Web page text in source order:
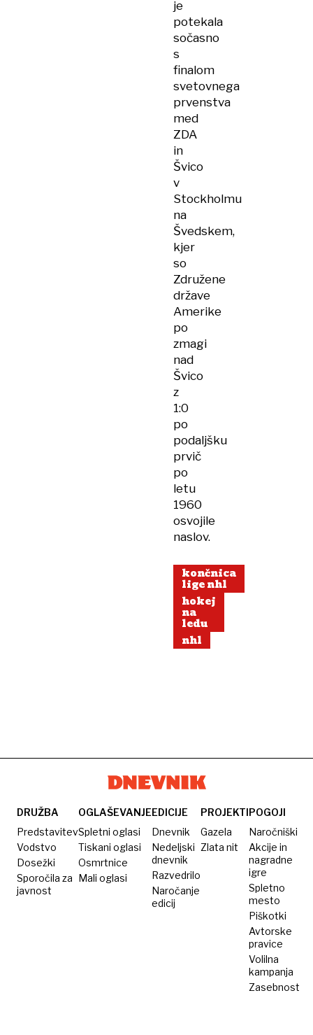
je
potekala
sočasno
s
finalom
svetovnega
prvenstva
med
ZDA
in
Švico
v
Stockholmu
na
Švedskem,
kjer
so
Združene
države
Amerike
po
zmagi
nad
Švico
z
1:0
po
podaljšku
prvič
po
letu
1960
osvojile
naslov.
končnica
lige nhl
hokej
na
ledu
nhl
DRUŽBA
Predstavitev
Vodstvo
Dosežki
Sporočila za
javnost
OGLAŠEVANJE
Spletni oglasi
Tiskani oglasi
Osmrtnice
Mali oglasi
EDICIJE
Dnevnik
Nedeljski
dnevnik
Razvedrilo
Naročanje
edicij
PROJEKTI
Gazela
Zlata nit
POGOJI
Naročniški
Akcije in
nagradne
igre
Spletno
mesto
Piškotki
Avtorske
pravice
Volilna
kampanja
Zasebnost